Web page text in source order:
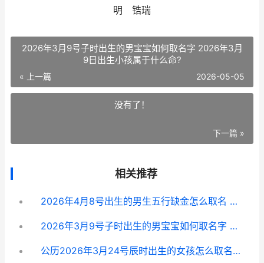
明 锆瑞
2026年3月9号子时出生的男宝宝如何取名字 2026年3月
9日出生小孩属于什么命?
« 上一篇 2026-05-05
没有了！
下一篇 »
相关推荐
2026年4月8号出生的男生五行缺金怎么取名 2026年4月8日出生的宝宝是什么命
2026年3月9号子时出生的男宝宝如何取名字 2026年3月9日出生小孩属于什么命?
公历2026年3月24号辰时出生的女孩怎么取名 公历2026年3月20日命多少重